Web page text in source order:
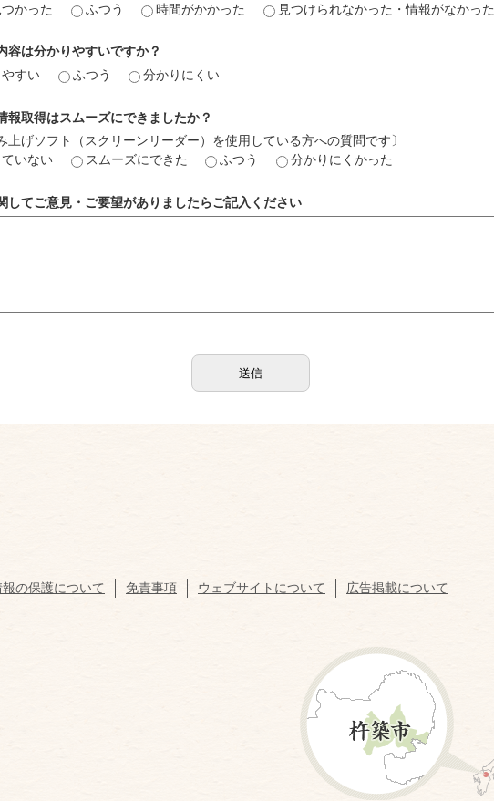
かった
ふつう 時間がかかった 見つけられなかった・情報がなかった
容は分かりやすいですか？
すい
ふつう 分かりにくい
報取得はスムーズにできましたか？
上げソフト（スクリーンリーダー）を使用している方への質問です〕
いない
スムーズにできた ふつう 分かりにくかった
してご意見・ご要望がありましたらご記入ください
の保護について 免責事項 ウェブサイトについて 広告掲載について